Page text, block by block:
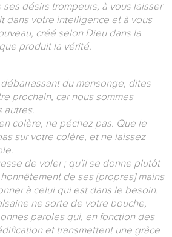
ses désirs trompeurs, à vous laisser
dans votre intelligence et à vous
créé selon Dieu dans la
produit la vérité.
du mensonge, dites
prochain, car nous sommes
autres.
colère, ne péchez pas. Que le
sur votre colère, et ne laissez
de voler ; qu'il se donne plutôt
de ses [propres] mains
à celui qui est dans le besoin.
ne sorte de votre bouche,
paroles qui, en fonction des
et transmettent une grâce